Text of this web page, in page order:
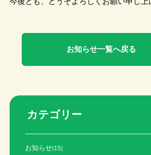
お知らせ一覧へ戻る
カテゴリー
お知らせ(15)